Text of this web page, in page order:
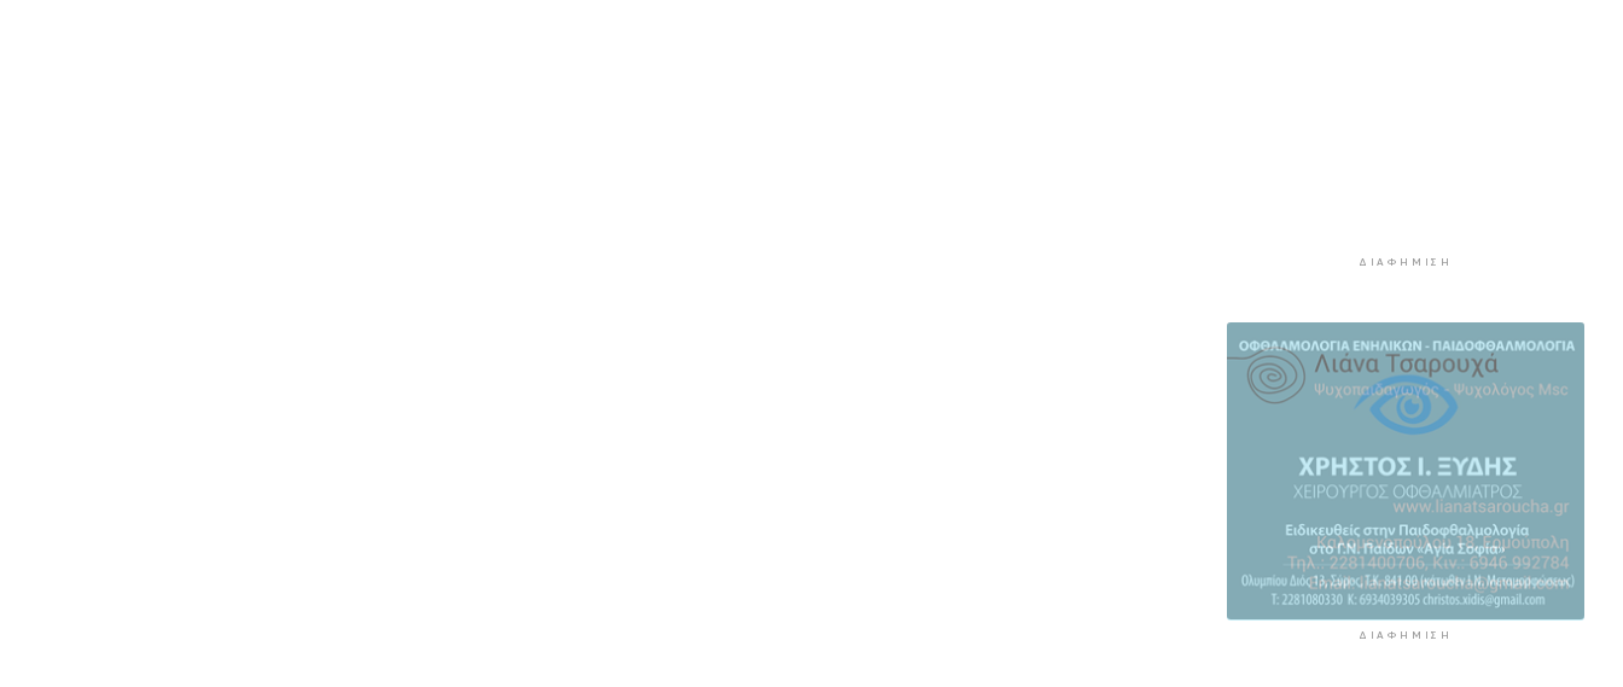
8 ώρες 49 λεπτά πρίν
προσωπική εξέλιξη” - Τι
κρύβεται πίσω από την τάση των
σόλο ταξιδιών
9 ώρες 29 λεπτά πρίν
ακραίες καιρικές συνθήκες
αναδιαμορφώνουν την Ευρώπη
10 ώρες 9 λεπτά πρίν
ΔΙΑΦΉΜΙΣΗ
ΔΙΑΦΉΜΙΣΗ